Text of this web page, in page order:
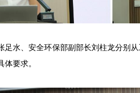
足水、安全环保部副部长刘柱龙分别
要求。